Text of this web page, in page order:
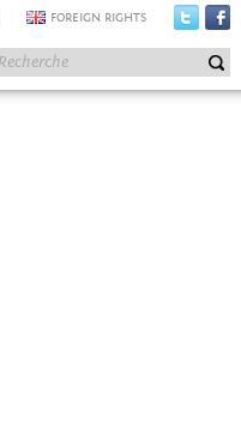
FOREIGN RIGHTS